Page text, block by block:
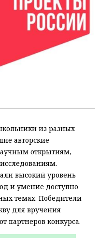
из разных
авторские
открытиям,
высокий уровень
и умение доступно
темах. Победители
для вручения
партнеров конкурса.